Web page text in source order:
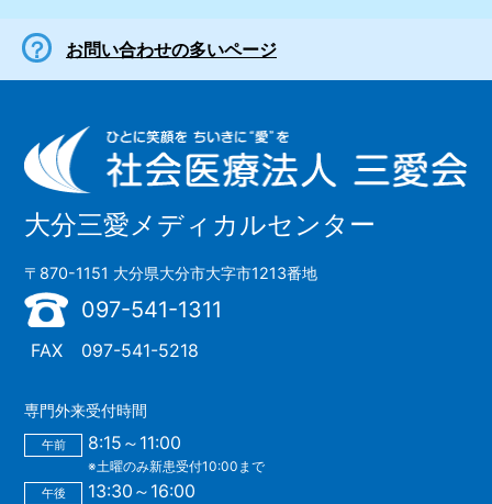
お問い合わせの多いページ
大分三愛メディカルセンター
〒870-1151 大分県大分市大字市1213番地
097-541-1311
FAX 097-541-5218
専門外来受付時間
午前 8:15～11:00
※土曜のみ新患受付10:00まで
午後 13:30～16:00